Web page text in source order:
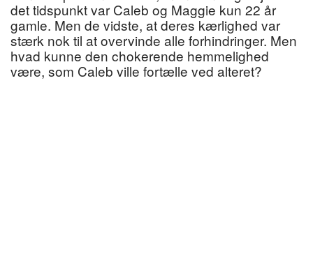
det tidspunkt var Caleb og Maggie kun 22 år
gamle. Men de vidste, at deres kærlighed var
stærk nok til at overvinde alle forhindringer. Men
hvad kunne den chokerende hemmelighed
være, som Caleb ville fortælle ved alteret?